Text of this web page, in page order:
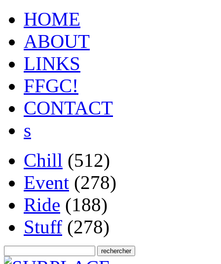
HOME
ABOUT
LINKS
FFGC!
CONTACT
s
Chill (512)
Event (278)
Ride (188)
Stuff (278)